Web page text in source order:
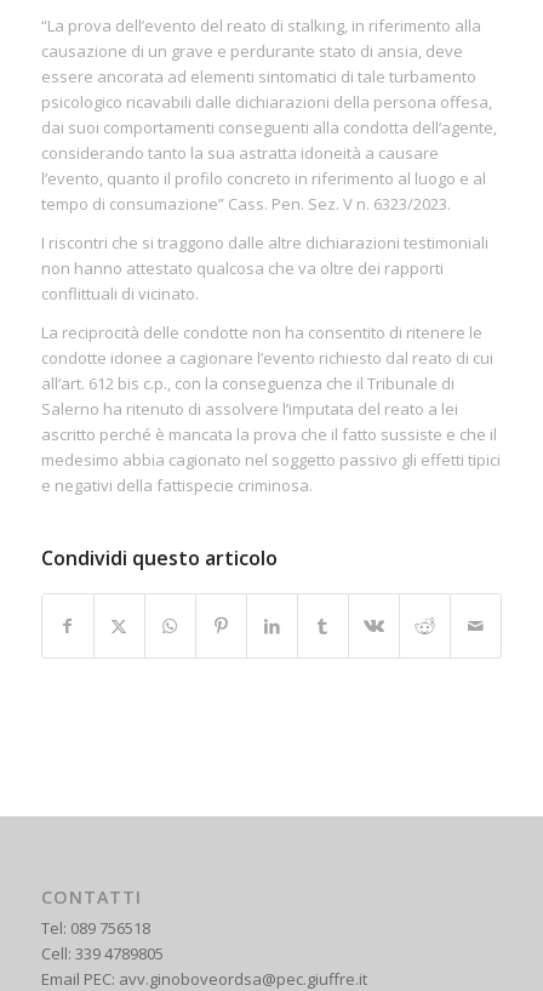
“La prova dell’evento del reato di stalking, in riferimento alla
causazione di un grave e perdurante stato di ansia, deve
essere ancorata ad elementi sintomatici di tale turbamento
psicologico ricavabili dalle dichiarazioni della persona offesa,
dai suoi comportamenti conseguenti alla condotta dell’agente,
considerando tanto la sua astratta idoneità a causare
l’evento, quanto il profilo concreto in riferimento al luogo e al
tempo di consumazione” Cass. Pen. Sez. V n. 6323/2023.
I riscontri che si traggono dalle altre dichiarazioni testimoniali
non hanno attestato qualcosa che va oltre dei rapporti
conflittuali di vicinato.
La reciprocità delle condotte non ha consentito di ritenere le
condotte idonee a cagionare l’evento richiesto dal reato di cui
all’art. 612 bis c.p., con la conseguenza che il Tribunale di
Salerno ha ritenuto di assolvere l’imputata del reato a lei
ascritto perché è mancata la prova che il fatto sussiste e che il
medesimo abbia cagionato nel soggetto passivo gli effetti tipici
e negativi della fattispecie criminosa.
Condividi questo articolo
CONTATTI
Tel: 089 756518
Cell: 339 4789805
Email PEC: avv.ginoboveordsa@pec.giuffre.it